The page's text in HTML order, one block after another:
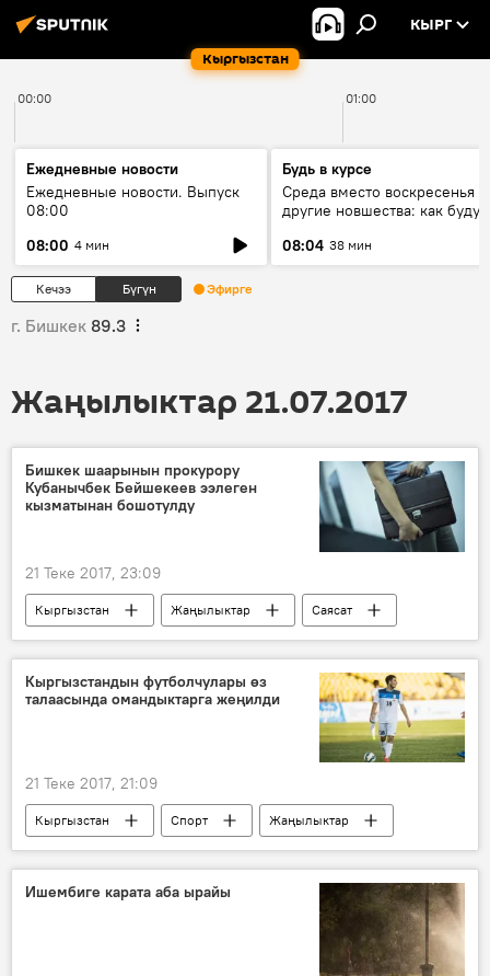
Кыргызстан
КЫРГ
00:00 01:00
Ежедневные новости
Ежедневные новости. Выпуск
08:00
08:00 4 мин
Будь в курсе
Среда вместо воскресенья и
другие новшества: как будут
08:04 38 мин
Кечээ Бүгүн Эфирге
г. Бишкек 89.3
Жаңылыктар 21.07.2017
Бишкек шаарынын прокурору
Кубанычбек Бейшекеев ээлеген
кызматынан бошотулду
21 Теке 2017, 23:09
Кыргызстан Жаңылыктар
Саясат
прокурор
кызмат арыз
Кыргызстандын футболчулары өз
талаасында омандыктарга жеңилди
21 Теке 2017, 21:09
Кыргызстан Спорт
Жаңылыктар
Оман
футбол
Ишембиге карата аба ырайы